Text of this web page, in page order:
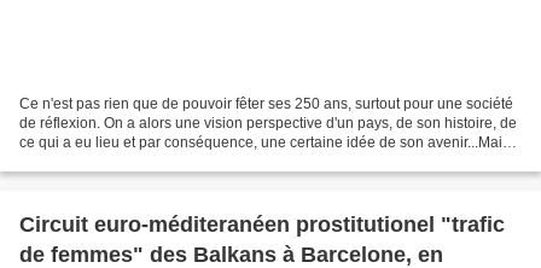
Ce n'est pas rien que de pouvoir fêter ses 250 ans, surtout pour une société
de réflexion. On a alors une vision perspective d'un pays, de son histoire, de
ce qui a eu lieu et par conséquence, une certaine idée de son avenir...Mais
Circuit euro-méditeranéen prostitutionel "trafic
de femmes" des Balkans à Barcelone, en